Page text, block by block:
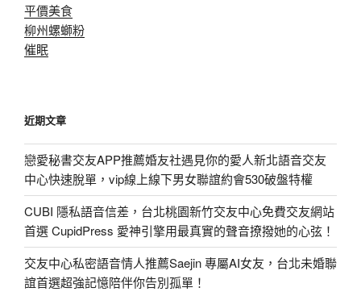
平價美食
柳州螺螄粉
催眠
近期文章
戀愛秘書交友APP推薦婚友社遇見你的愛人新北語音交友
中心快速脫單，vip線上線下男女聯誼約會530破盤特權
CUBI 隱私語音信差，台北桃園新竹交友中心免費交友網站
首選 CupidPress 愛神引擎用最真實的聲音撩撥她的心弦！
交友中心私密語音情人推薦Saejin 專屬AI女友，台北未婚聯
誼首選超強記憶陪伴你告別孤單！